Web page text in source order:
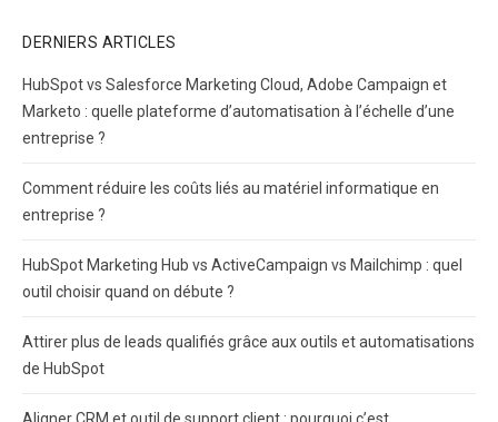
DERNIERS ARTICLES
HubSpot vs Salesforce Marketing Cloud, Adobe Campaign et
Marketo : quelle plateforme d’automatisation à l’échelle d’une
entreprise ?
Comment réduire les coûts liés au matériel informatique en
entreprise ?
HubSpot Marketing Hub vs ActiveCampaign vs Mailchimp : quel
outil choisir quand on débute ?
Attirer plus de leads qualifiés grâce aux outils et automatisations
de HubSpot